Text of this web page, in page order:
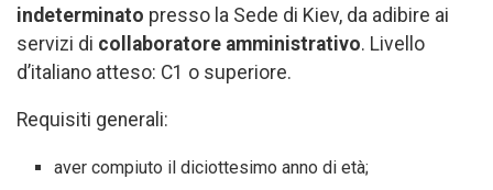
indeterminato presso la Sede di Kiev, da adibire ai
servizi di collaboratore amministrativo. Livello
d’italiano atteso: C1 o superiore.
Requisiti generali:
aver compiuto il diciottesimo anno di età;